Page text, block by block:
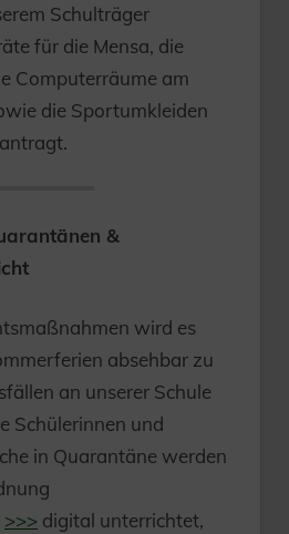
Schulträger
für die Mensa, die
Computerräume am
die Sportumkleiden
&
wird es
absehbar zu
an unserer Schule
Schülerinnen und
in Quarantäne werden
>>> digital unterrichtet,